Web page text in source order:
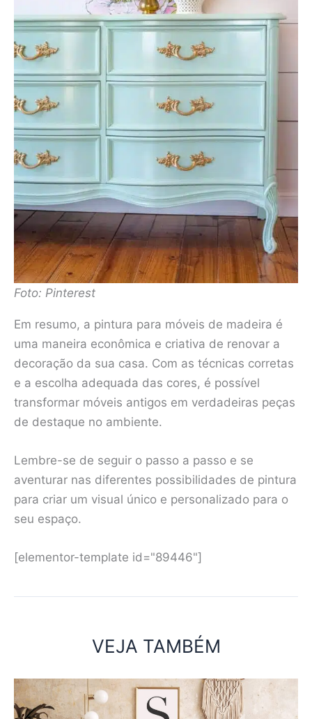
Foto: Pinterest
Em resumo, a pintura para móveis de madeira é
uma maneira econômica e criativa de renovar a
decoração da sua casa. Com as técnicas corretas
e a escolha adequada das cores, é possível
transformar móveis antigos em verdadeiras peças
de destaque no ambiente.
Lembre-se de seguir o passo a passo e se
aventurar nas diferentes possibilidades de pintura
para criar um visual único e personalizado para o
seu espaço.
[elementor-template id="89446"]
VEJA TAMBÉM